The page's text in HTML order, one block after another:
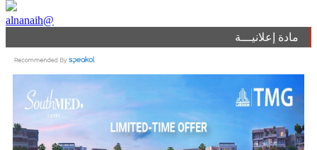
alnanaih@
مادة إعلانيـــة